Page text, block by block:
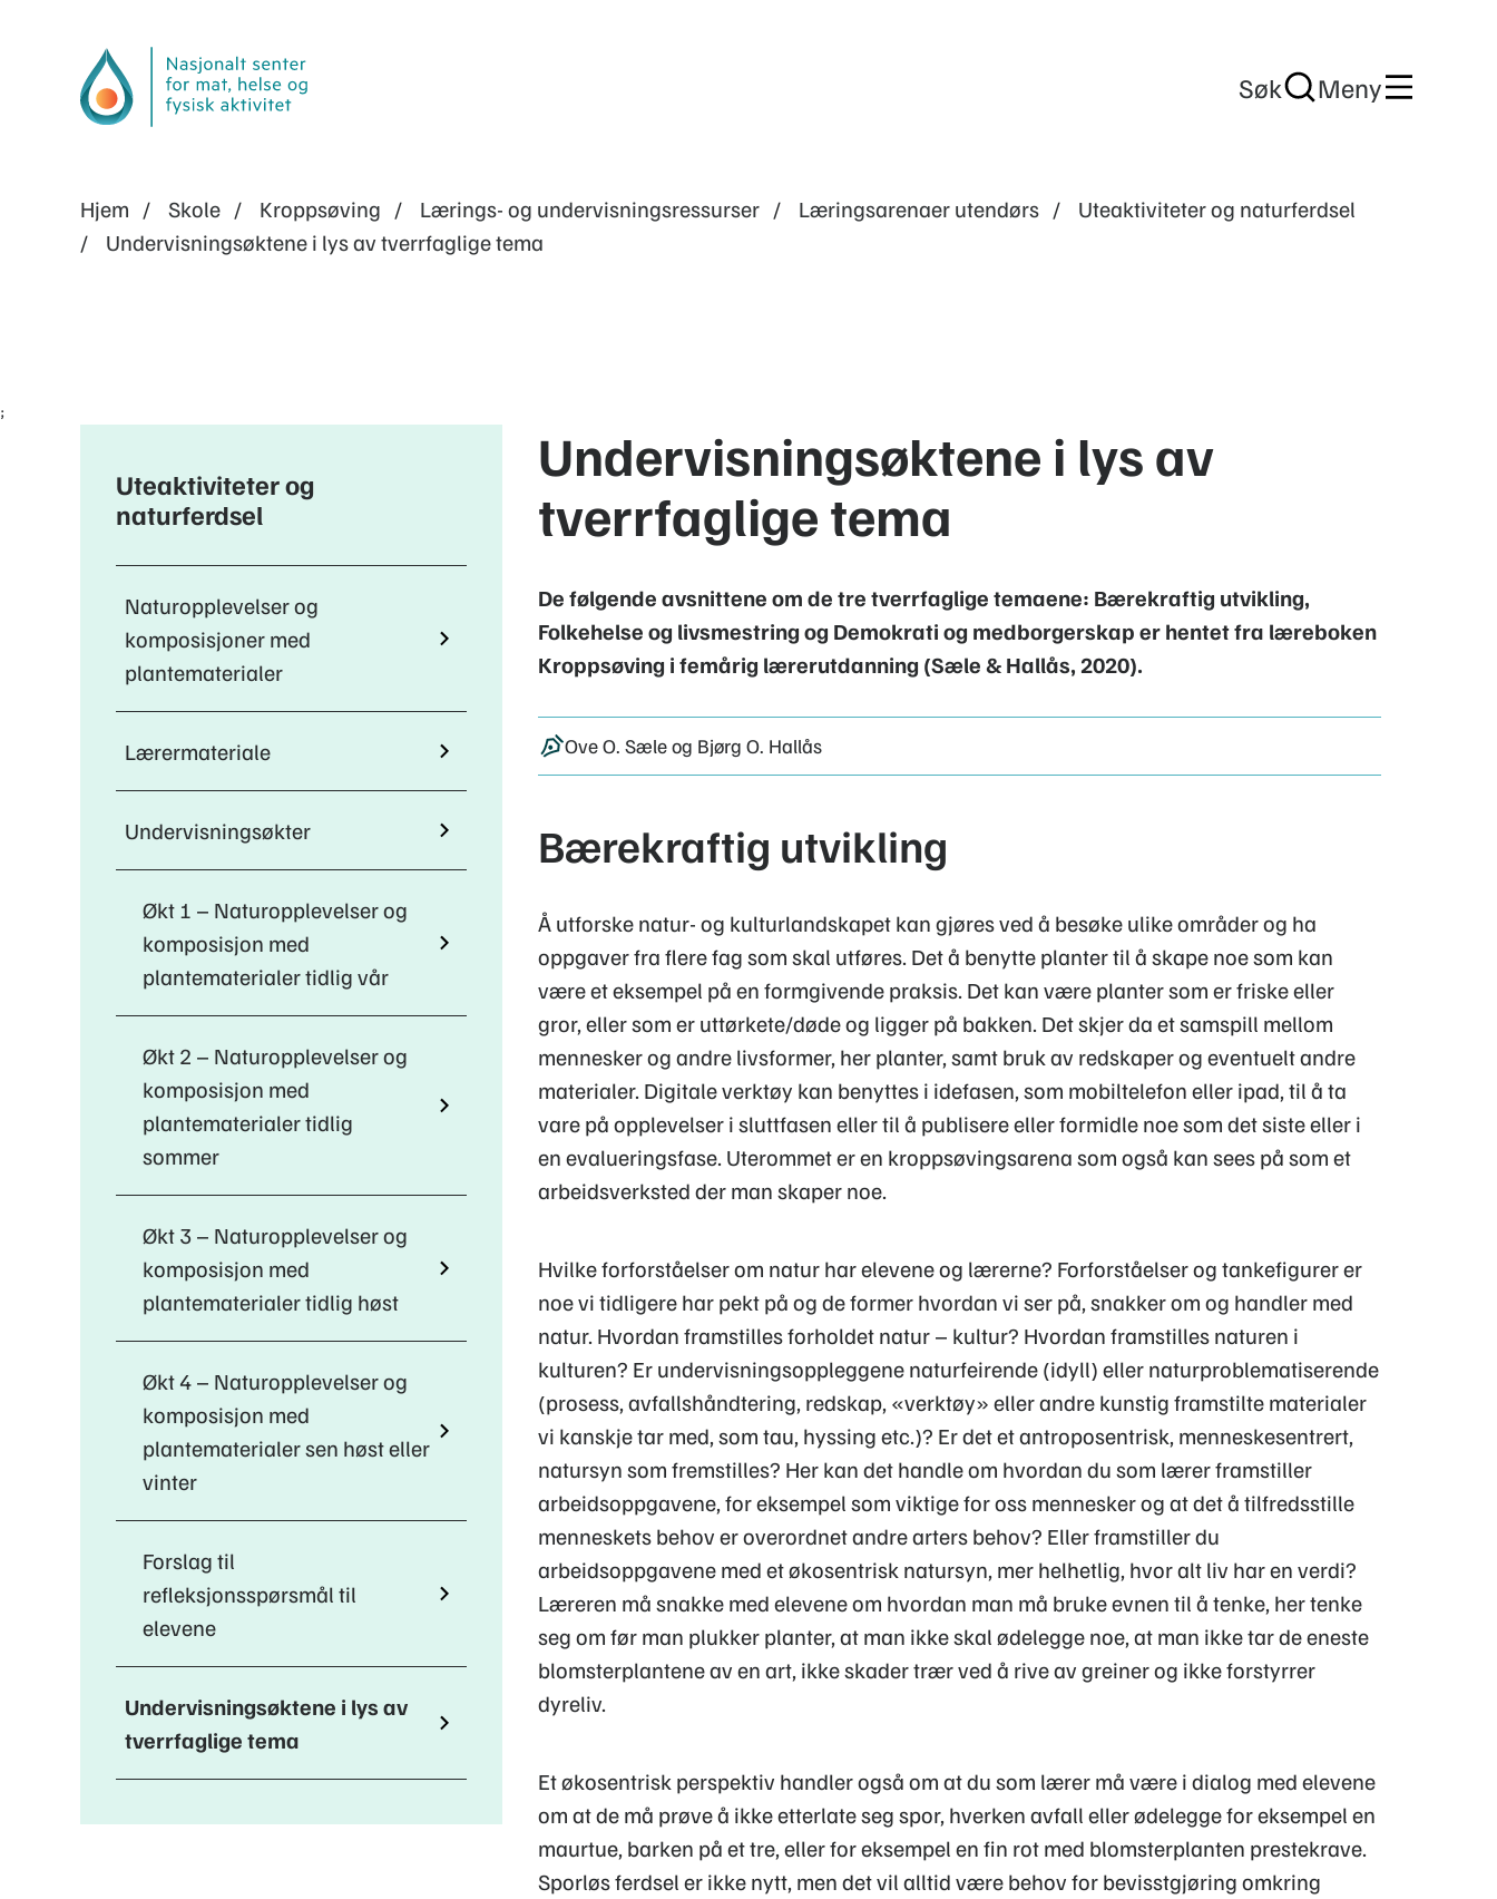
Søk Meny
Hjem Skole Kroppsøving Lærings- og undervisningsressurser Læringsarenaer utendørs
Uteaktiviteter og naturferdsel
Undervisningsøktene i lys av tverrfaglige tema
;
Uteaktiviteter og
naturferdsel
Naturopplevelser og
komposisjoner med
plantematerialer
Lærermateriale
Undervisningsøkter
Økt 1 – Naturopplevelser og
komposisjon med
plantematerialer tidlig vår
Økt 2 – Naturopplevelser og
komposisjon med
plantematerialer tidlig
sommer
Økt 3 – Naturopplevelser og
komposisjon med
plantematerialer tidlig høst
Økt 4 – Naturopplevelser og
komposisjon med
plantematerialer sen høst eller
vinter
Forslag til
refleksjonsspørsmål til
elevene
Undervisningsøktene i lys av
tverrfaglige tema
Undervisningsøktene i lys av
tverrfaglige tema
De følgende avsnittene om de tre tverrfaglige temaene: Bærekraftig utvikling,
Folkehelse og livsmestring og Demokrati og medborgerskap er hentet fra læreboken
Kroppsøving i femårig lærerutdanning (Sæle & Hallås, 2020).
Ove O. Sæle og Bjørg O. Hallås
Bærekraftig utvikling
Å utforske natur- og kulturlandskapet kan gjøres ved å besøke ulike områder og ha
oppgaver fra flere fag som skal utføres. Det å benytte planter til å skape noe som kan
være et eksempel på en formgivende praksis. Det kan være planter som er friske eller
gror, eller som er uttørkete/døde og ligger på bakken. Det skjer da et samspill mellom
mennesker og andre livsformer, her planter, samt bruk av redskaper og eventuelt andre
materialer. Digitale verktøy kan benyttes i idefasen, som mobiltelefon eller ipad, til å ta
vare på opplevelser i sluttfasen eller til å publisere eller formidle noe som det siste eller i
en evalueringsfase. Uterommet er en kroppsøvingsarena som også kan sees på som et
arbeidsverksted der man skaper noe.
Hvilke forforståelser om natur har elevene og lærerne? Forforståelser og tankefigurer er
noe vi tidligere har pekt på og de former hvordan vi ser på, snakker om og handler med
natur. Hvordan framstilles forholdet natur – kultur? Hvordan framstilles naturen i
kulturen? Er undervisningsoppleggene naturfeirende (idyll) eller naturproblematiserende
(prosess, avfallshåndtering, redskap, «verktøy» eller andre kunstig framstilte materialer
vi kanskje tar med, som tau, hyssing etc.)? Er det et antroposentrisk, menneskesentrert,
natursyn som fremstilles? Her kan det handle om hvordan du som lærer framstiller
arbeidsoppgavene, for eksempel som viktige for oss mennesker og at det å tilfredsstille
menneskets behov er overordnet andre arters behov? Eller framstiller du
arbeidsoppgavene med et økosentrisk natursyn, mer helhetlig, hvor alt liv har en verdi?
Læreren må snakke med elevene om hvordan man må bruke evnen til å tenke, her tenke
seg om før man plukker planter, at man ikke skal ødelegge noe, at man ikke tar de eneste
blomsterplantene av en art, ikke skader trær ved å rive av greiner og ikke forstyrrer
dyreliv.
Et økosentrisk perspektiv handler også om at du som lærer må være i dialog med elevene
om at de må prøve å ikke etterlate seg spor, hverken avfall eller ødelegge for eksempel en
maurtue, barken på et tre, eller for eksempel en fin rot med blomsterplanten prestekrave.
Sporløs ferdsel er ikke nytt, men det vil alltid være behov for bevisstgjøring omkring